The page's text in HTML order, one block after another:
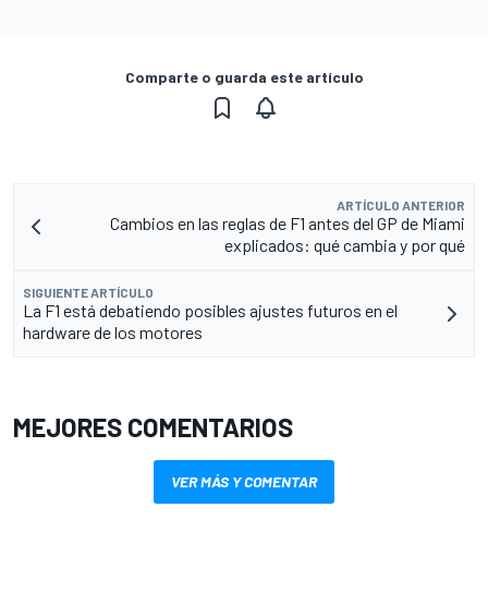
Comparte o guarda este artículo
ARTÍCULO ANTERIOR
Cambios en las reglas de F1 antes del GP de Miami
explicados: qué cambia y por qué
SIGUIENTE ARTÍCULO
La F1 está debatiendo posibles ajustes futuros en el
hardware de los motores
MEJORES COMENTARIOS
VER MÁS Y COMENTAR